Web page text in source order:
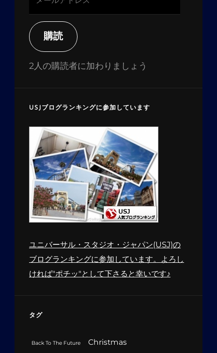
ー
ア
ド
レ
購読
2人の購読者に加わりましょう
USJブログランキングに参加しています
ユニバーサル・スタジオ・ジャパン(USJ)の
ブログランキングに参加しています。よろし
ければ"ポチッ"として下さると幸いです♪
タグ
Back To The Future Christmas